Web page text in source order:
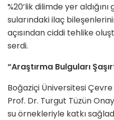
%20’lik dilimde yer
sularındaki ilaç
açısından ciddi tehlike
serdi.
“Araştırma Bulguları
Boğaziçi Üniversitesi
Prof. Dr. Turgut Tüzün
su örnekleriyle katkı